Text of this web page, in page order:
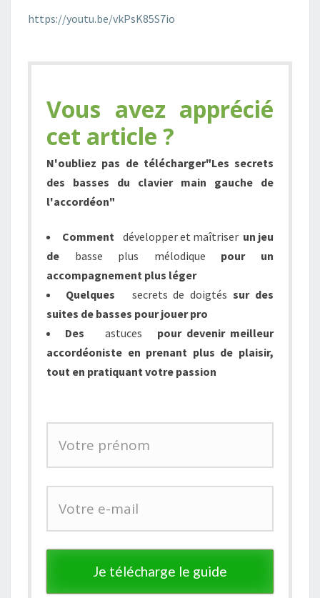
https://youtu.be/vkPsK85S7io
Vous avez apprécié
cet article ?
N'oubliez pas de télécharger"Les secrets
des basses du clavier main gauche de
l'accordéon"
Comment développer et maîtriser un jeu
de basse plus mélodique pour un
accompagnement plus léger
Quelques secrets de doigtéssur des
suites de basses pourjouerpro
Des astuces
pour devenir meilleur
accordéoniste en prenant plus de plaisir,
tout en pratiquant votre passion
Je télécharge le guide